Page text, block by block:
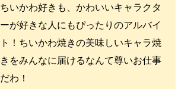
ちいかわ好きも、かわいいキャラクタ
ーが好きな人にもぴったりのアルバイ
ト！ちいかわ焼きの美味しいキャラ焼
きをみんなに届けるなんて尊いお仕事
だわ！